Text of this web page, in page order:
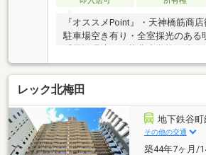
『オススメPoint』・天神橋筋商
駐車場空き有り・全室採光のある
歩９分・阪急オアシス同心店
徒歩３分
レック北梅田
地下鉄谷町
その他の交通
築44年7ヶ月/